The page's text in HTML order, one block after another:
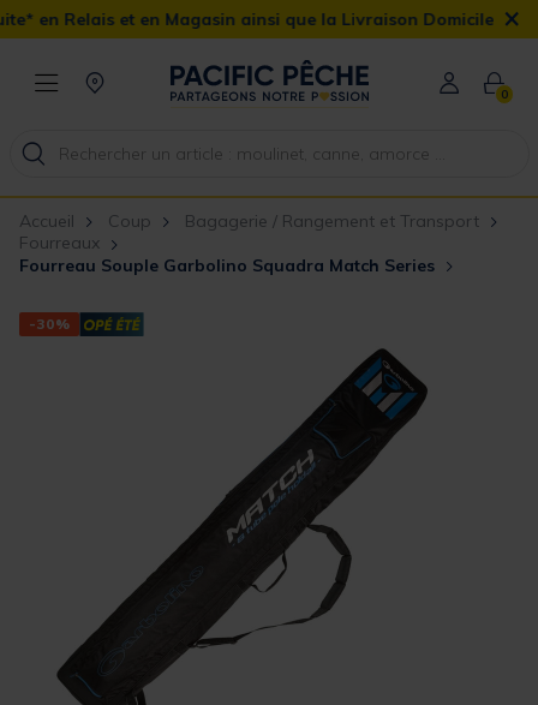
Magasin ainsi que la Livraison Domicile offerte dès 90€ ×
0
Accueil Coup
Bagagerie / Rangement et Transport
Fourreaux
Fourreau Souple Garbolino Squadra Match Series
-30%